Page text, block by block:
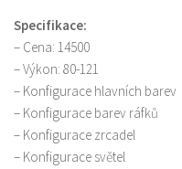
Specifikace:
– Cena: 14500
– Výkon: 80-121
– Konfigurace hlavních barev
– Konfigurace barev ráfků
– Konfigurace zrcadel
– Konfigurace světel